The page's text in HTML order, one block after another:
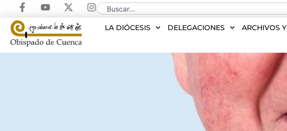
LA DIÓCESIS DELEGACIONES ARCHIVOS